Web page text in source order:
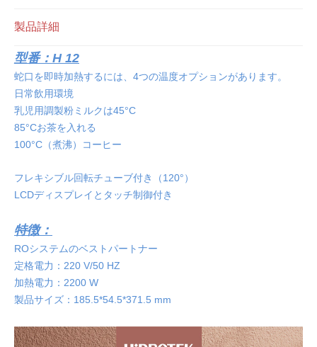
製品詳細
型番：H 12
蛇口を即時加熱するには、4つの温度オプションがあります。
日常飲用環境
乳児用調製粉ミルクは45°C
85°Cお茶を入れる
100°C（煮沸）コーヒー
フレキシブル回転チューブ付き（120°）
LCDディスプレイとタッチ制御付き
特徴：
ROシステムのベストパートナー
定格電力：220 V/50 HZ
加熱電力：2200 W
製品サイズ：185.5*54.5*371.5 mm